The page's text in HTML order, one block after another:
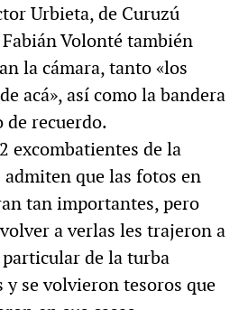
Urbieta, de Curuzú
Volonté también
la cámara, tanto «los
acá», así como la bandera
de recuerdo.
excombatientes de la
que las fotos en
tan importantes, pero
a verlas les trajeron a
de la turba
y se volvieron tesoros que